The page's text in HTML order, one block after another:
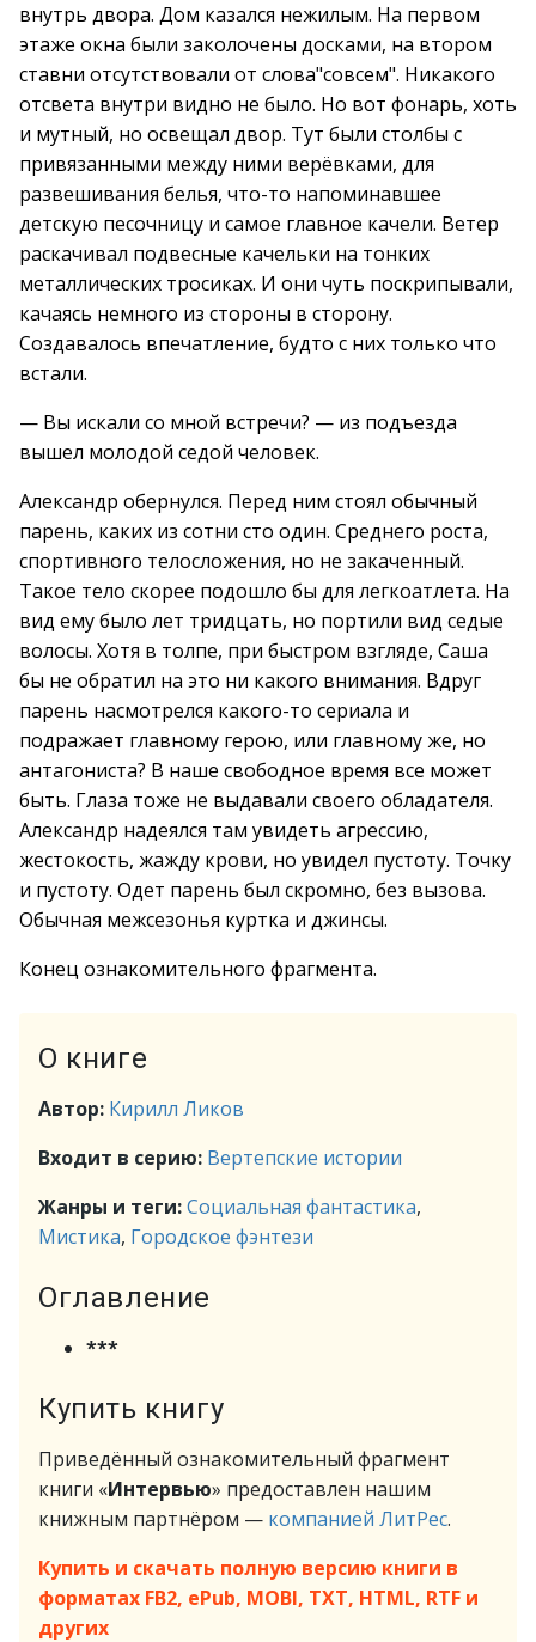
внутрь двора. Дом казался нежилым. На первом
этаже окна были заколочены досками, на втором
ставни отсутствовали от слова"совсем". Никакого
отсвета внутри видно не было. Но вот фонарь, хоть
и мутный, но освещал двор. Тут были столбы с
привязанными между ними верёвками, для
развешивания белья, что-то напоминавшее
детскую песочницу и самое главное качели. Ветер
раскачивал подвесные качельки на тонких
металлических тросиках. И они чуть поскрипывали,
качаясь немного из стороны в сторону.
Создавалось впечатление, будто с них только что
встали.
— Вы искали со мной встречи? — из подъезда
вышел молодой седой человек.
Александр обернулся. Перед ним стоял обычный
парень, каких из сотни сто один. Среднего роста,
спортивного телосложения, но не закаченный.
Такое тело скорее подошло бы для легкоатлета. На
вид ему было лет тридцать, но портили вид седые
волосы. Хотя в толпе, при быстром взгляде, Саша
бы не обратил на это ни какого внимания. Вдруг
парень насмотрелся какого-то сериала и
подражает главному герою, или главному же, но
антагониста? В наше свободное время все может
быть. Глаза тоже не выдавали своего обладателя.
Александр надеялся там увидеть агрессию,
жестокость, жажду крови, но увидел пустоту. Точку
и пустоту. Одет парень был скромно, без вызова.
Обычная межсезонья куртка и джинсы.
Конец ознакомительного фрагмента.
О книге
Автор: Кирилл Ликов
Входит в серию: Вертепские истории
Жанры и теги:Социальная фантастика,
Мистика, Городское фэнтези
Оглавление
***
Купить книгу
Приведённый ознакомительный фрагмент
книги «Интервью» предоставлен нашим
книжным партнёром — компанией ЛитРес.
Купить и скачать полную версию книги в
форматах FB2, ePub, MOBI, TXT, HTML, RTF и
других